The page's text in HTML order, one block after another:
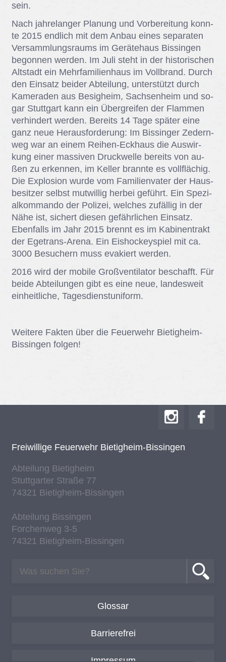
sein.
Nach jah­re­lan­ger Pla­nung und Vor­be­rei­tung konn­
te 2015 end­lich mit dem An­bau ei­nes se­pa­ra­ten
Ver­samm­lungs­raums im Ge­rä­te­haus Bis­sin­gen
be­gon­nen wer­den. Im Juli steht in der his­to­ri­schen
Alt­stadt ein Mehr­fa­mi­li­en­haus im Voll­brand. Durch
den Ein­satz bei­der Ab­tei­lung, un­ter­stützt durch
Ka­me­ra­den aus Be­sig­heim, Sach­sen­heim und so­
gar Stutt­gart kann ein Überg­rei­fen der Flam­men
ver­hin­dert wer­den. Be­reits 14 Tage spä­ter eine
ganz neue Her­aus­for­de­rung: Im Bis­sin­ger Ze­dern­
weg war an ei­nem Rei­hen-Eck­haus die Aus­wir­
kung ei­ner mas­si­ven Druck­wel­le be­reits von au­
ßen zu er­ken­nen, im Kel­ler brann­te es voll­flä­chig.
Die Ex­plo­si­on wur­de vom Fa­mi­li­en­va­ter der Haus­
be­sit­zer selbst mut­wil­lig her­bei ge­führt. Ein Spe­zi­
al­kom­man­do der Po­li­zei, wel­ches zu­fäl­lig in der
Nähe ist, si­chert die­sen ge­fähr­li­chen Ein­satz.
Eben­falls im Jahr 2015 brennt es im Ka­bi­nen­trakt
der Ege­trans-Are­na. Ein Eis­ho­ckey­spiel mit ca.
3000 Be­su­chern muss eva­kiert wer­den.
2016 wird der mo­bi­le Groß­ven­ti­la­tor be­schafft. Für
bei­de Ab­tei­lun­gen gibt es eine neue, lan­des­weit
ein­heit­li­che, Ta­ges­dienst­uni­form.
Wei­te­re Fak­ten über die Feu­er­wehr Bie­tig­heim-
Bis­sin­gen fol­gen!
Frei­wil­li­ge Feu­er­wehr Bie­tig­heim-Bis­sin­gen
Ab­tei­lung Bie­tig­heim
Stutt­gar­ter Stra­ße 77
74321 Bie­tig­heim-Bis­sin­gen
Ab­tei­lung Bis­sin­gen
For­chen­weg 3-5
74321 Bie­tig­heim-Bis­sin­gen
Glossar
Barrierefrei